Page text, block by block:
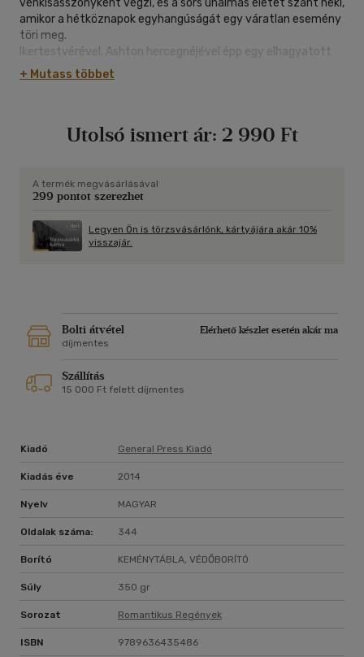
vénkisasszonyként végzi, és a sors unalmas életet szánt neki,
amikor a hétköznapok egyhangúságát egy váratlan esemény
töri meg.
Ikertestvérével, Ashton hercegnéjével épp egy elhagyatott
templomot látogatnak meg, amikor emberrablók lepik meg
őket, és Sarah vakmerő ötlettől vezérelve az állapotos Mariah
véletlennek köszönhetően a vonzó, titokzatos Bow Street-i
Írországból, a férfi és a nő között heves vonzalom ébred, ám a
társadalmi különbségek és a múlt sötét, fájó titkai miatt úgy
azonban olyan meglepetések fogadják őket, amelyek egy
csapásra felforgatják mindkettejük életét
két bátor fiatal szenvedélyes szerelméről, viszontagságos
útjukról a boldog élet felé.
+ Mutass többet
Utolsó ismert ár: 2 990 Ft
A termék megvásárlásával
299 pontot szerezhet
Legyen Ön is törzsvásárlónk, kártyájára akár 10%
visszajár.
Bolti átvétel
Elérhető készlet esetén akár ma
díjmentes
Szállítás
15 000 Ft felett díjmentes
Kiadó General Press Kiadó
Kiadás éve 2014
Nyelv MAGYAR
Oldalak száma: 344
Borító KEMÉNYTÁBLA, VÉDŐBORÍTÓ
Súly 350 gr
Sorozat Romantikus Regények
ISBN 9789636435486